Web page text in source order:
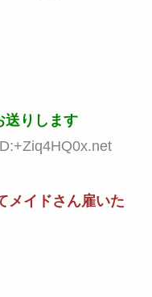
送りします
メイドさん雇いた